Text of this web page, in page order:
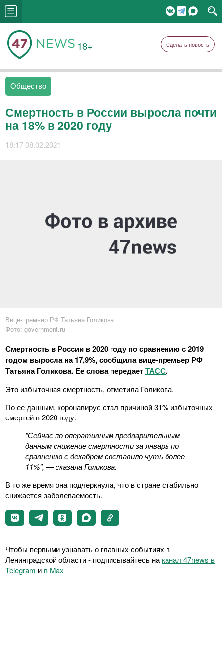
18+ Сделать новость
Общество
Смертность в России выросла почти
на 18% в 2020 году
18:17 08.02.2021
Вице-премьер РФ Татьяна Голикова
Фото: government.ru
Смертность в России в 2020 году по сравнению с 2019
годом выросла на 17,9%, сообщила вице-премьер РФ
Татьяна Голикова. Ее слова передаетТАСС.
Это избыточная смертность, отметила Голикова.
По ее данным, коронавирус стал причиной 31% избыточных
смертей в 2020 году.
"Сейчас по оперативным предварительным
данным снижение смертности за январь по
сравнению с декабрем составило чуть более
11%", — сказала Голикова.
В то же время она подчеркнула, что в стране стабильно
снижается заболеваемость.
Чтобы первыми узнавать о главных событиях в
Ленинградской области - подписывайтесь на канал 47news в
Telegram и в Maх